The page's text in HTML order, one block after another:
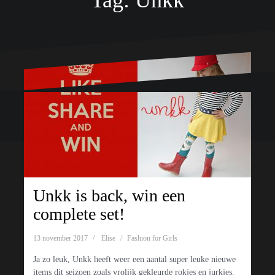
Unkk is back, win een
complete set!
13 november 2017 Elise Fashion for Girls
Ja zo leuk, Unkk heeft weer een aantal super leuke nieuwe
items dit seizoen zoals vrolijk gekleurde rokjes en jurkjes.
Ondersteund door WordPress Thema:Obliquedoor Themeisle.